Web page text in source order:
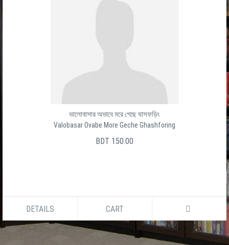
ভালোবাসার অভাবে মরে গেছে ঘাসফড়িং
Valobasar Ovabe More Geche Ghashforing
BDT 150.00
DETAILS CART